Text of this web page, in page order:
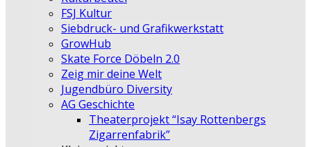
FSJ Kultur
Siebdruck- und Grafikwerkstatt
GrowHub
Skate Force Döbeln 2.0
Zeig mir deine Welt
Jugendbüro Diversity
AG Geschichte
Theaterprojekt “Isay Rottenbergs
Zigarrenfabrik”